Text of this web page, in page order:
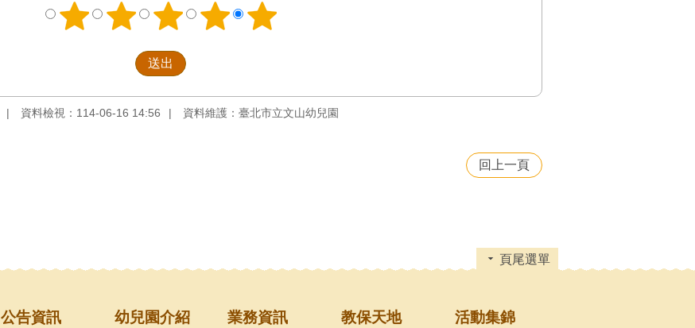
資料檢視：114-06-16 14:56 資料維護：臺北市立文山幼兒園
回上一頁
頁尾選單
公告資訊 幼兒園介紹 業務資訊 教保天地 活動集錦